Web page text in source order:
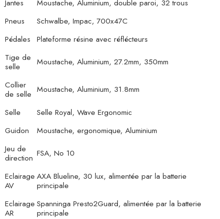
Jantes
Moustache, Aluminium, double paroi, 32 trous
Pneus
Schwalbe, Impac, 700x47C
Pédales
Plateforme résine avec réflécteurs
Tige de
selle
Moustache, Aluminium, 27.2mm, 350mm
Collier
de selle Moustache, Aluminium, 31.8mm
Selle
Selle Royal, Wave Ergonomic
Guidon
Moustache, ergonomique, Aluminium
Jeu de
direction FSA, No 10
Eclairage
AV
AXA Blueline, 30 lux, alimentée par la batterie
principale
Eclairage
AR
Spanninga Presto2Guard, alimentée par la batterie
principale